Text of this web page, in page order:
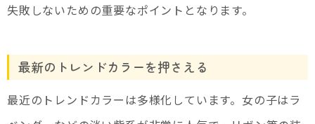
失敗しないための重要なポイントとなります。
最新のトレンドカラーを押さえる
最近のトレンドカラーは多様化しています。女の子はラ